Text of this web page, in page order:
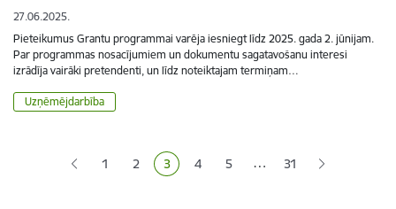
27.06.2025.
Pieteikumus Grantu programmai varēja iesniegt līdz 2025. gada 2. jūnijam.
Par programmas nosacījumiem un dokumentu sagatavošanu interesi
izrādīja vairāki pretendenti, un līdz noteiktajam termiņam…
Uzņēmējdarbība
Lapa
1 Lapa
2 Pašreizējā lapa
3 Lapa
4 Lapa
5 … 31